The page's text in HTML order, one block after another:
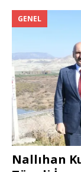
GENEL
Nallıhan